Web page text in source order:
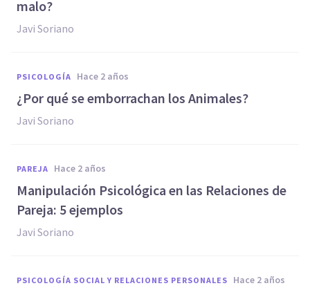
malo?
Javi Soriano
PSICOLOGÍA hace 2 años
¿Por qué se emborrachan los Animales?
Javi Soriano
PAREJA hace 2 años
Manipulación Psicológica en las Relaciones de
Pareja: 5 ejemplos
Javi Soriano
PSICOLOGÍA SOCIAL Y RELACIONES PERSONALES hace 2 años